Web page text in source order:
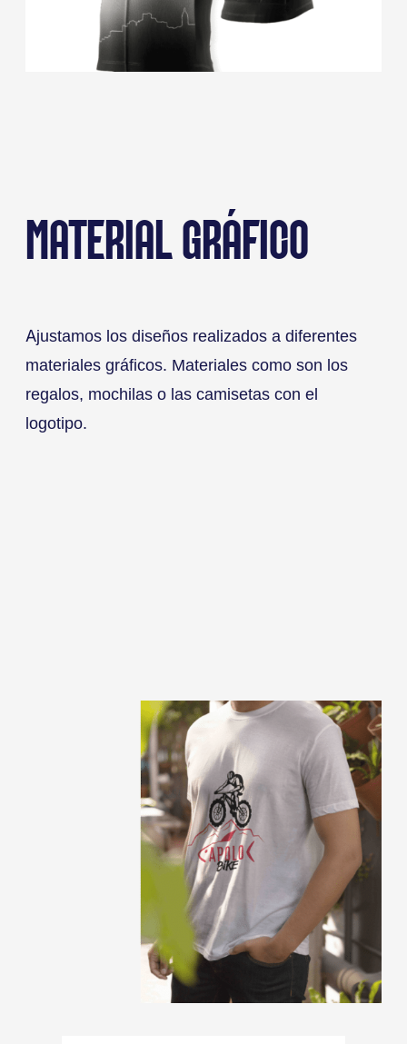
MATERIAL GRÁFICO
Ajustamos los diseños realizados a diferentes
materiales gráficos. Materiales como son los
regalos, mochilas o las camisetas con el
logotipo.